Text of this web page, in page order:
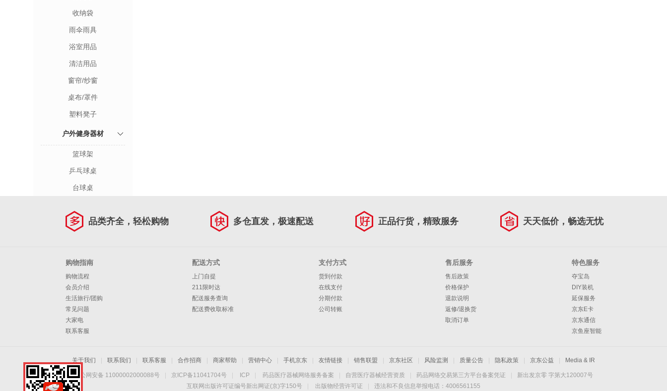
收纳袋
雨伞雨具
浴室用品
清洁用品
窗帘/纱窗
桌布/罩件
塑料凳子
户外健身器材
篮球架
乒乓球桌
台球桌
品类齐全，轻松购物 多仓直发，极速配送 正品行货，精致服务 天天低价，畅选无忧
购物指南
购物流程
会员介绍
生活旅行/团购
常见问题
大家电
联系客服
配送方式
上门自提
211限时达
配送服务查询
配送费收取标准
支付方式
货到付款
在线支付
分期付款
公司转账
售后服务
售后政策
价格保护
退款说明
返修/退换货
取消订单
特色服务
夺宝岛
DIY装机
延保服务
京东E卡
京东通信
京鱼座智能
关于我们 联系我们 联系客服 合作招商 商家帮助 营销中心 手机京东 友情链接 销售联盟 京东社区 风险监测 质量公告 隐私政策 京东公益 Media & IR
京公网安备 11000002000088号 京ICP备11041704号 ICP 药品医疗器械网络服务备案 自营医疗器械经营资质 药品网络交易第三方平台备案凭证
新出发京零 字第大120007号
互联网出版许可证编号新出网证(京)字150号
出版物经营许可证 违法和不良信息举报电话：4006561155